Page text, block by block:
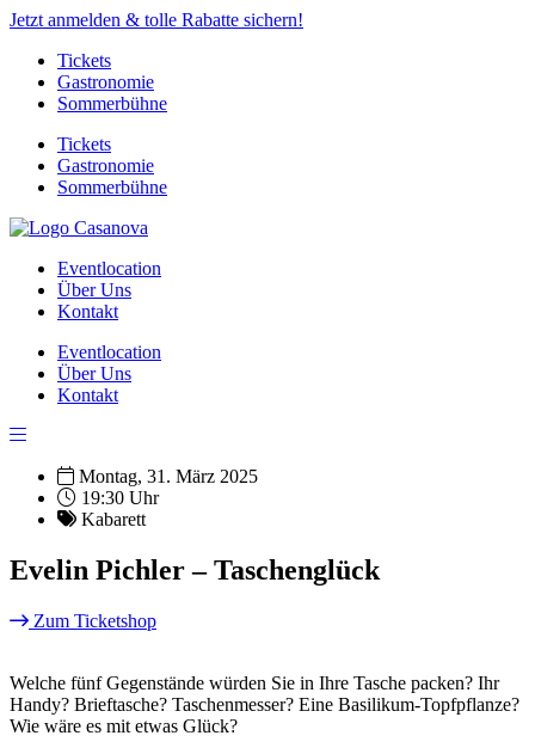
Jetzt anmelden & tolle Rabatte sichern!
Tickets
Gastronomie
Sommerbühne
Tickets
Gastronomie
Sommerbühne
Eventlocation
Über Uns
Kontakt
Eventlocation
Über Uns
Kontakt
Montag, 31. März 2025
19:30 Uhr
Kabarett
Evelin Pichler – Taschenglück
Zum Ticketshop
Welche fünf Gegenstände würden Sie in Ihre Tasche packen? Ihr
Handy? Brieftasche? Taschenmesser? Eine Basilikum-Topfpflanze?
Wie wäre es mit etwas Glück?